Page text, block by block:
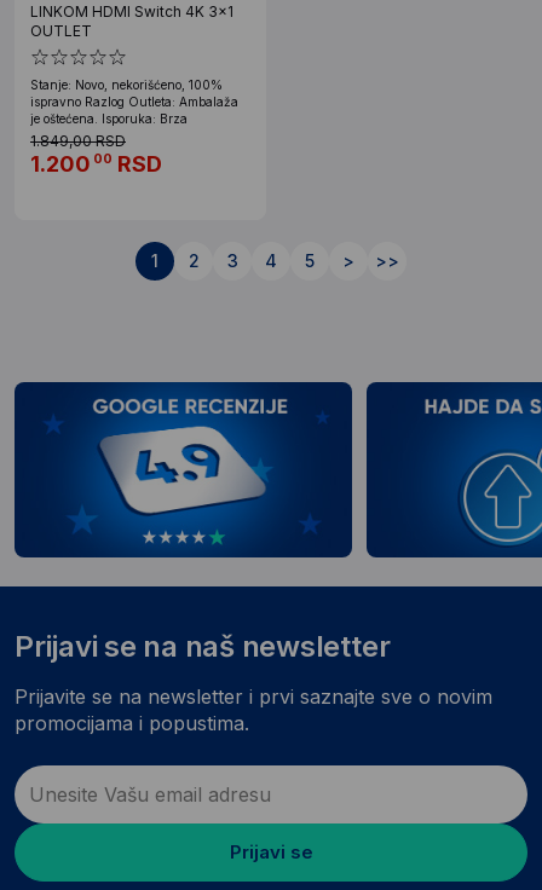
LINKOM HDMI Switch 4K 3x1
OUTLET
Stanje: Novo, nekorišćeno, 100%
ispravno Razlog Outleta: Ambalaža
je oštećena. Isporuka: Brza
1.849,00 RSD
1.200 00 RSD
1 2 3 4 5 > >>
Prijavi se na naš newsletter
Prijavite se na newsletter i prvi saznajte sve o novim
promocijama i popustima.
Prijavi se